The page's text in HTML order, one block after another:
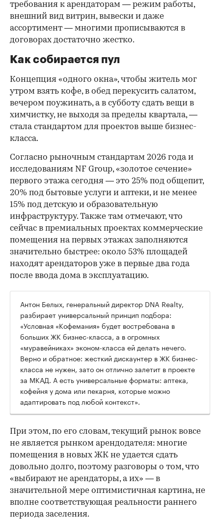
требования к арендаторам — режим работы,
внешний вид витрин, вывески и даже
ассортимент — многими прописываются в
договорах достаточно жестко.
Как собирается пул
Концепция «одного окна», чтобы житель мог
утром взять кофе, в обед перекусить салатом,
вечером поужинать, а в субботу сдать вещи в
химчистку, не выходя за пределы квартала, —
стала стандартом для проектов выше бизнес-
класса.
Согласно рыночным стандартам 2026 года и
исследованиям NF Group, «золотое сечение»
первого этажа сегодня — это 25% под общепит,
20% под бытовые услуги и аптеки, и не менее
15% под детскую и образовательную
инфраструктуру. Также там отмечают, что
сейчас в премиальных проектах коммерческие
помещения на первых этажах заполняются
значительно быстрее: около 53% площадей
находят арендаторов уже в первые два года
после ввода дома в эксплуатацию.
Антон Белых, генеральный директор DNA Realty,
разбирает универсальный принцип подбора:
«Условная «Кофемания» будет востребована в
больших ЖК бизнес-класса, а в огромных
«муравейниках» эконом-класса ей делать нечего.
Верно и обратное: жесткий дискаунтер в ЖК бизнес-
класса не нужен, зато он отлично залетит в проекте
за МКАД. А есть универсальные форматы: аптека,
кофейня у дома или пекарня, которые можно
адаптировать под любой контекст».
При этом, по его словам, текущий рынок вовсе
не является рынком арендодателя: многие
помещения в новых ЖК не удается сдать
довольно долго, поэтому разговоры о том, что
«выбирают не арендаторы, а их» — в
значительной мере оптимистичная картина, не
вполне соответствующая реальности раннего
периода заселения.